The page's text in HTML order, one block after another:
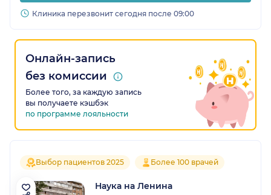
Клиника перезвонит сегодня после 09:00
Онлайн-запись
без комиссии
Более того, за каждую запись
вы получаете кэшбэк
по программе лояльности
Выбор пациентов 2025 Более 100 врачей
Наука на Ленина